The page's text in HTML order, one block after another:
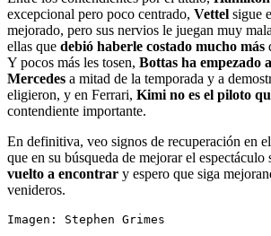
excepcional pero poco centrado, Vettel sigue
mejorado, pero sus nervios le juegan muy
ellas que debió haberle costado mucho más
Y pocos más les tosen, Bottas ha empezado
Mercedes a mitad de la temporada y a
eligieron, y en Ferrari, Kimi no es el piloto
contendiente importante.
En definitiva, veo signos de recuperación en
que en su búsqueda de mejorar el espectáculo
vuelto a encontrar y espero que siga
venideros.
Imagen: Stephen Grimes